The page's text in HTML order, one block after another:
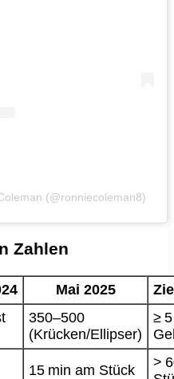
(@ronniecoleman8)
Zahlen
Mai 2025
350–500
(Krücken/Ellipser)
≥
15 min am Stück
>